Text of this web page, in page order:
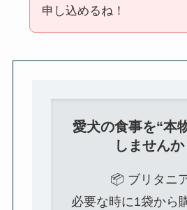
申し込めるね！
愛犬の食事を“本
しませんか
📦 ブリタニ
必要な時に1袋から